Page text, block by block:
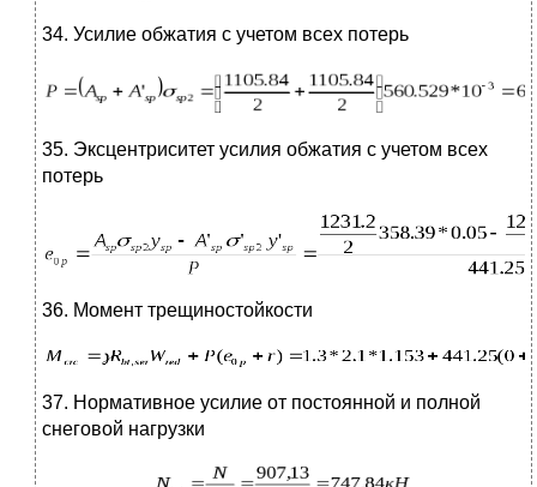
34. Усилие обжатия с учетом всех потерь
35. Эксцентриситет усилия обжатия с учетом всех
потерь
36. Момент трещиностойкости
37. Нормативное усилие от постоянной и полной
снеговой нагрузки